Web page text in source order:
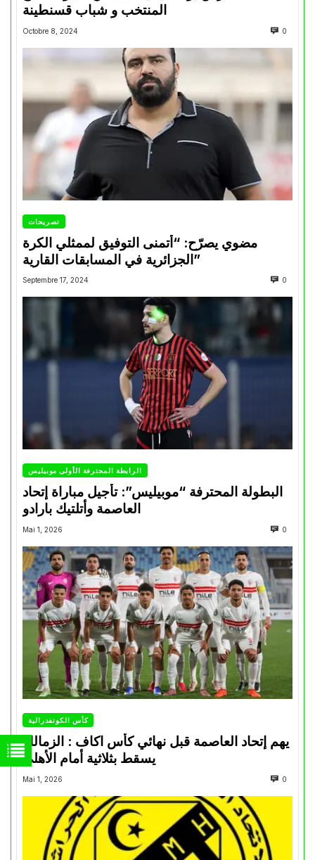
المنتخب و شباب قسنطينة
Octobre 8, 2024 0
تصريحات
مضوي يصرّح: “أتمنى التوفيق لممثلي الكرة
الجزائرية في المسابقات القارية”
Septembre 17, 2024 0
الرابطة المحترفة الأولى موبيليس
البطولة المحترفة “موبيليس”: تأجيل مباراة إتحاد
العاصمة وأتلتيك بارادو
Mai 1, 2026 0
كأس الكونفدرالية
يهم إتحاد العاصمة قبل نهائي كأس اكاف : الزمالك
Mai 1, 2026 0